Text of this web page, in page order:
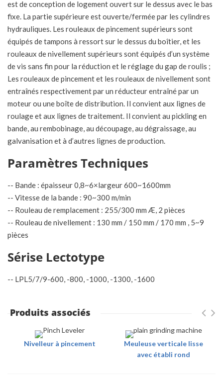
est de conception de logement ouvert sur le dessus avec le bas
fixe. La partie supérieure est ouverte/fermée par les cylindres
hydrauliques. Les rouleaux de pincement supérieurs sont
équipés de tampons à ressort sur le dessus du boîtier, et les
rouleaux de nivellement supérieurs sont équipés d’un système
de vis sans fin pour la réduction et le réglage du gap de roulis ;
Les rouleaux de pincement et les rouleaux de nivellement sont
entraînés respectivement par un réducteur entraîné par un
moteur ou une boîte de distribution. Il convient aux lignes de
roulage et aux lignes de traitement. Il convient au pickling en
bande, au rembobinage, au découpage, au dégraissage, au
galvanisation et à d’autres lignes de production.
Paramètres Techniques
-- Bande : épaisseur 0,8~6×largeur 600~1600mm
-- Vitesse de la bande : 90~300 m/min
-- Rouleau de remplacement : 255/300 mm Æ, 2 pièces
-- Rouleau de nivellement : 130 mm / 150 mm / 170 mm , 5~9
pièces
Sérise Lectotype
-- LPL5/7/9-600, -800, -1000, -1300, -1600
Produits associés
Nivelleur à pincement
Meuleuse verticale lisse
avec établi rond